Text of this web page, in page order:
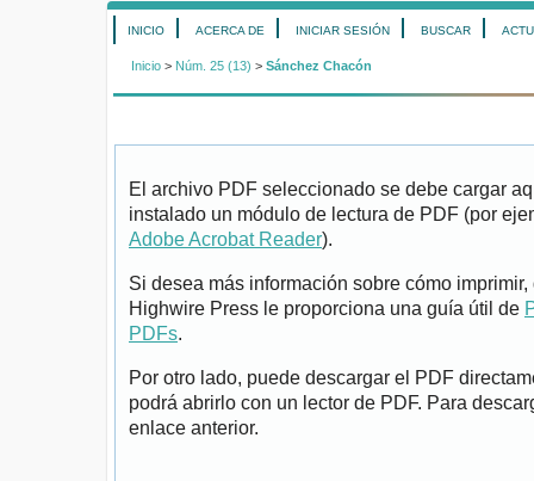
INICIO ACERCA DE INICIAR SESIÓN BUSCAR
Inicio > Núm. 25 (13) > Sánchez Chacón
El archivo PDF seleccionado se debe cargar
instalado un módulo de lectura de PDF (por
Adobe Acrobat Reader).
Si desea más información sobre cómo
Highwire Press le proporciona una guía útil de
PDFs.
Por otro lado, puede descargar el PDF
podrá abrirlo con un lector de PDF. Para
enlace anterior.